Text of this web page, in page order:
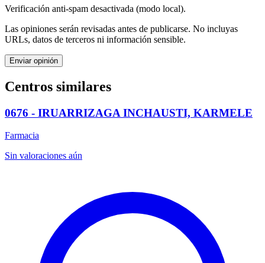
Verificación anti-spam desactivada (modo local).
Las opiniones serán revisadas antes de publicarse. No incluyas
URLs, datos de terceros ni información sensible.
Enviar opinión
Centros similares
0676 - IRUARRIZAGA INCHAUSTI, KARMELE
Farmacia
Sin valoraciones aún